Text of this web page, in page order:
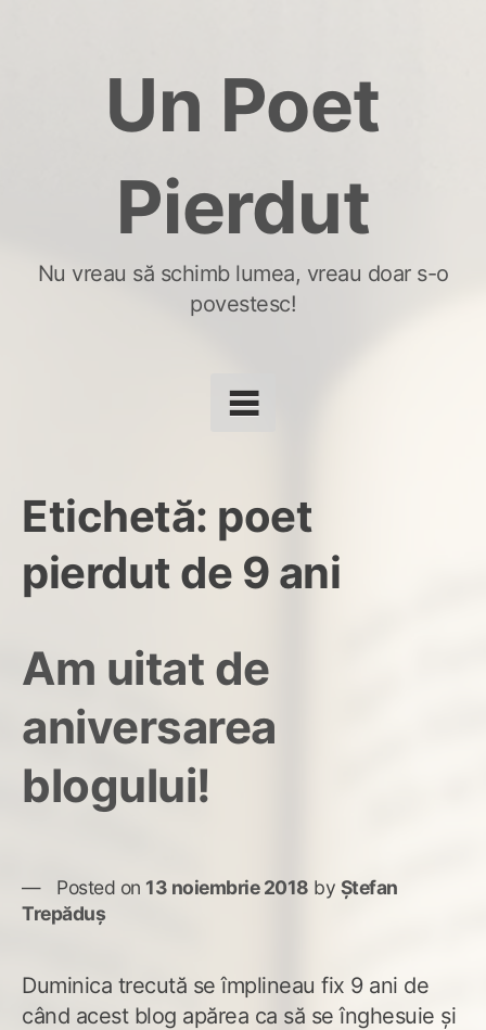
Un Poet
Pierdut
Nu vreau să schimb lumea, vreau doar s-o
povestesc!
Etichetă: poet
pierdut de 9 ani
Am uitat de
aniversarea
blogului!
Posted on 13 noiembrie 2018 by Ștefan
Trepăduș
Duminica trecută se împlineau fix 9 ani de
când acest blog apărea ca să se înghesuie și